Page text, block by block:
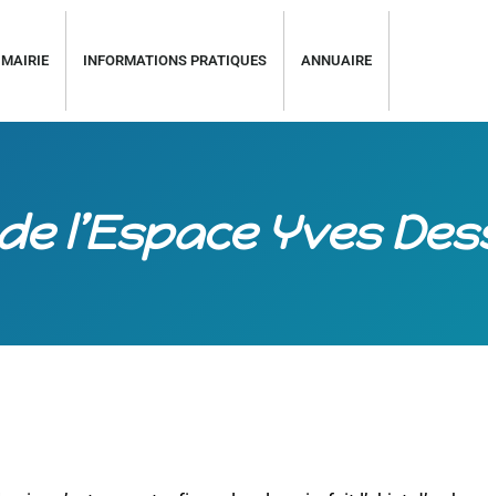
INFORMATIONS PRATIQUES ANNUAIRE
l’Espace Yves